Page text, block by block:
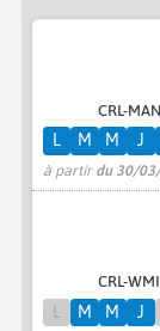
CRL-MAN
à partir du 30/
L M M J
CRL-WMI
M M J